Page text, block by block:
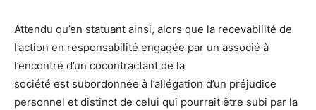
Attendu qu’en statuant ainsi, alors que la recevabilité de
l’action en responsabilité engagée par un associé à
l’encontre d’un cocontractant de la
société est subordonnée à l’allégation d’un préjudice
personnel et distinct de celui qui pourrait être subi par la